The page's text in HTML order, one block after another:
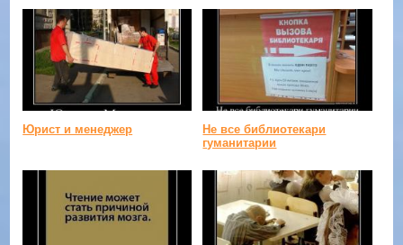
Юрист и менеджер
Не все библиотекари
гуманитарии